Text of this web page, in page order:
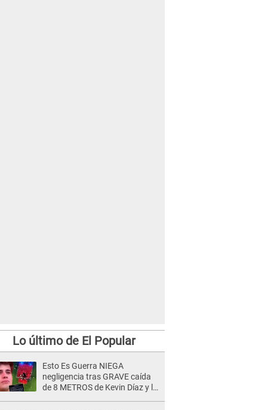
Lo último de El Popular
Esto Es Guerra NIEGA
negligencia tras GRAVE caída
de 8 METROS de Kevin Díaz y lo